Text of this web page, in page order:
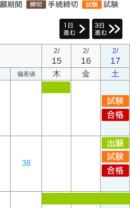
2/
15
2/
16
2/
17
偏差値 木 金 土
38